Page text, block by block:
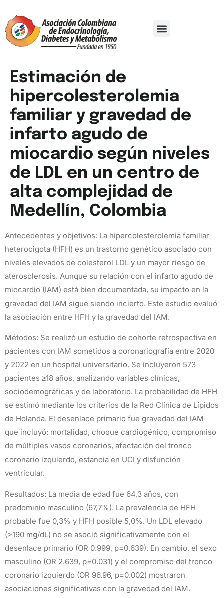
Estimación de
hipercolesterolemia
familiar y gravedad de
infarto agudo de
miocardio según niveles
de LDL en un centro de
alta complejidad de
Medellín, Colombia
Antecedentes y objetivos: La hipercolesterolemia familiar
heterocigota (HFH) es un trastorno genético asociado con
niveles elevados de colesterol LDL y un mayor riesgo de
aterosclerosis. Aunque su relación con el infarto agudo de
miocardio (IAM) está bien documentada, su impacto en la
gravedad del IAM sigue siendo incierto. Este estudio evaluó
la asociación entre HFH y la gravedad del IAM.
Métodos: Se realizó un estudio de cohorte retrospectiva en
pacientes con IAM sometidos a coronariografía entre 2020
y 2022 en un hospital universitario. Se incluyeron 573
pacientes ≥18 años, analizando variables clínicas,
sociodemográficas y de laboratorio. La probabilidad de HFH
se estimó mediante los criterios de la Red Clínica de Lípidos
de Holanda. El desenlace primario fue gravedad del IAM
que incluyó: mortalidad, choque cardiogénico, compromiso
de múltiples vasos coronarios, afectación del tronco
coronario izquierdo, estancia en UCI y disfunción
ventricular.
Resultados: La media de edad fue 64,3 años, con
predominio masculino (67,7%). La prevalencia de HFH
probable fue 0,3% y HFH posible 5,0%. Un LDL elevado
(>190 mg/dL) no se asoció significativamente con el
desenlace primario (OR 0.999, p=0.639). En cambio, el sexo
masculino (OR 2.639, p=0.031) y el compromiso del tronco
coronario izquierdo (OR 96.96, p=0.002) mostraron
asociaciones significativas con la gravedad del IAM.